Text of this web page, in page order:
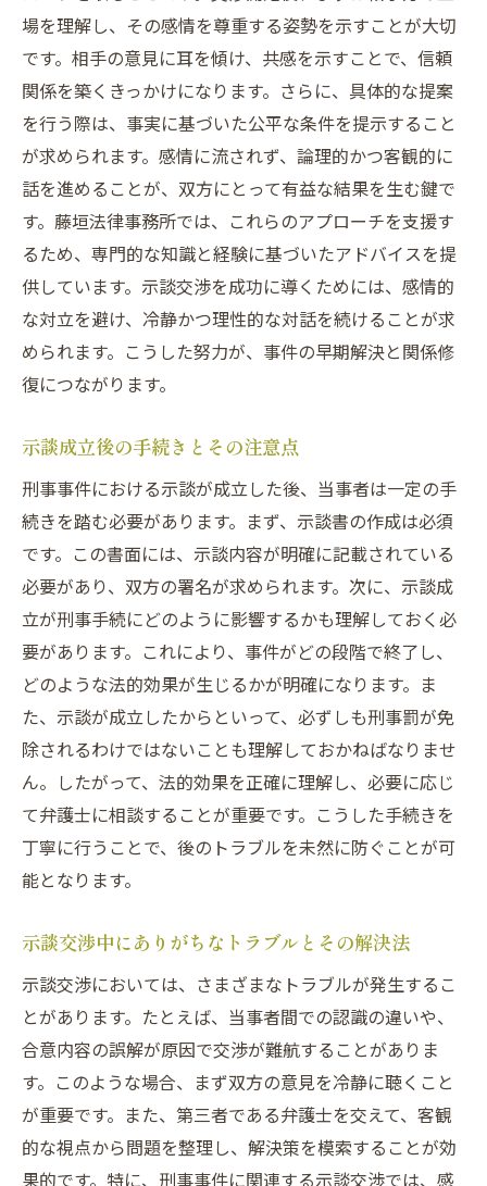
場を理解し、その感情を尊重する姿勢を示すことが大切
です。相手の意見に耳を傾け、共感を示すことで、信頼
関係を築くきっかけになります。さらに、具体的な提案
を行う際は、事実に基づいた公平な条件を提示すること
が求められます。感情に流されず、論理的かつ客観的に
話を進めることが、双方にとって有益な結果を生む鍵で
す。藤垣法律事務所では、これらのアプローチを支援す
るため、専門的な知識と経験に基づいたアドバイスを提
供しています。示談交渉を成功に導くためには、感情的
な対立を避け、冷静かつ理性的な対話を続けることが求
められます。こうした努力が、事件の早期解決と関係修
復につながります。
示談成立後の手続きとその注意点
刑事事件における示談が成立した後、当事者は一定の手
続きを踏む必要があります。まず、示談書の作成は必須
です。この書面には、示談内容が明確に記載されている
必要があり、双方の署名が求められます。次に、示談成
立が刑事手続にどのように影響するかも理解しておく必
要があります。これにより、事件がどの段階で終了し、
どのような法的効果が生じるかが明確になります。ま
た、示談が成立したからといって、必ずしも刑事罰が免
除されるわけではないことも理解しておかねばなりませ
ん。したがって、法的効果を正確に理解し、必要に応じ
て弁護士に相談することが重要です。こうした手続きを
丁寧に行うことで、後のトラブルを未然に防ぐことが可
能となります。
示談交渉中にありがちなトラブルとその解決法
示談交渉においては、さまざまなトラブルが発生するこ
とがあります。たとえば、当事者間での認識の違いや、
合意内容の誤解が原因で交渉が難航することがありま
す。このような場合、まず双方の意見を冷静に聴くこと
が重要です。また、第三者である弁護士を交えて、客観
的な視点から問題を整理し、解決策を模索することが効
果的です。特に、刑事事件に関連する示談交渉では、感